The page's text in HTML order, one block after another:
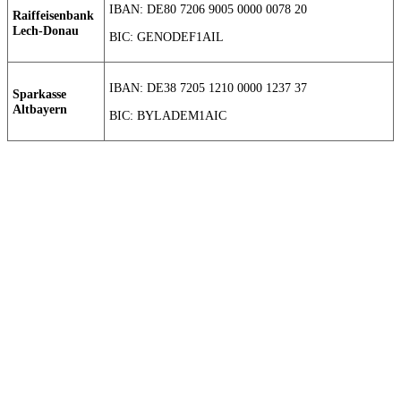
Raiffeisenbank
Lech-Donau
IBAN: DE80 7206 9005 0000 0078 20
BIC: GENODEF1AIL
Sparkasse
Altbayern
IBAN: DE38 7205 1210 0000 1237 37
BIC: BYLADEM1AIC